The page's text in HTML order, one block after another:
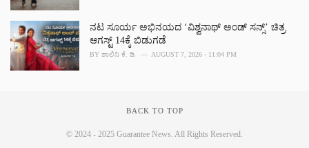
ನಟ ಸೂರ್ಯ ಅಭಿನಯದ ‘ವಿಶ್ವನಾಥ್ ಅಂಡ್ ಸನ್ಸ್’ ಚಿತ್ರ
ಆಗಸ್ಟ್ 14ಕ್ಕೆ ಬಿಡುಗಡೆ
BY ಶಾಲಿನಿ ಕೆ. ಡಿ AUGUST 7, 2026 - 11:04 PM
BACK TO TOP
© 2024 - 2025 Guarantee News. All Rights Reserved.